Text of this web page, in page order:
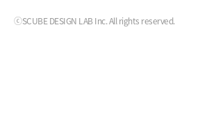
ⓒSCUBE DESIGN LAB Inc. All rights reserved.